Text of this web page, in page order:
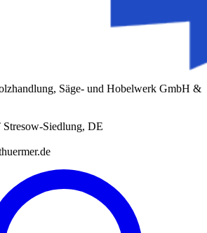
Säge- und Hobelwerk GmbH &
Siedlung, DE